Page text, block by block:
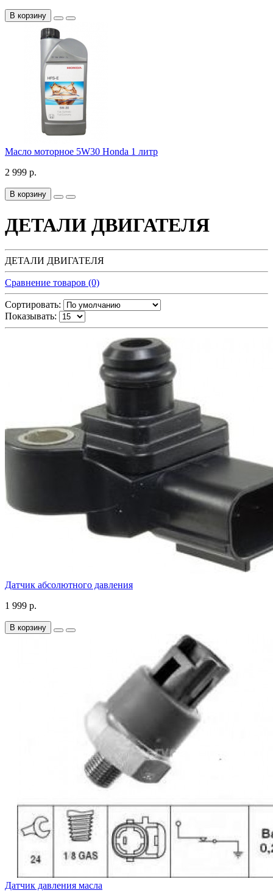
В корзину
Масло моторное 5W30 Honda 1 литр
2 999 р.
В корзину
ДЕТАЛИ ДВИГАТЕЛЯ
ДЕТАЛИ ДВИГАТЕЛЯ
Сравнение товаров (0)
Сортировать:
Показывать:
Датчик абсолютного давления
1 999 р.
В корзину
Датчик давления масла